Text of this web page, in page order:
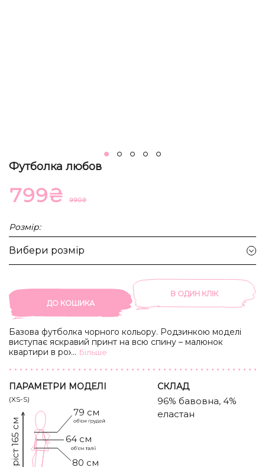
Футболка любов
990₴
799₴
Розмір:
Вибери розмір
ДО КОШИКА
В ОДИН КЛIК
Базова футболка чорного кольору. Родзинкою моделі
виступає яскравий принт на всю спину – малюнок
квартири в рожевих відтінках та напис такого ж кольору
тебе. Ти починаєшся з любові».
... Бiльше
ПАРАМЕТРИ МОДЕЛІ
(XS-S)
79 см
Зріст 165 см 64 см
80 см
CКЛАД
96% бавовна, 4%
еластан